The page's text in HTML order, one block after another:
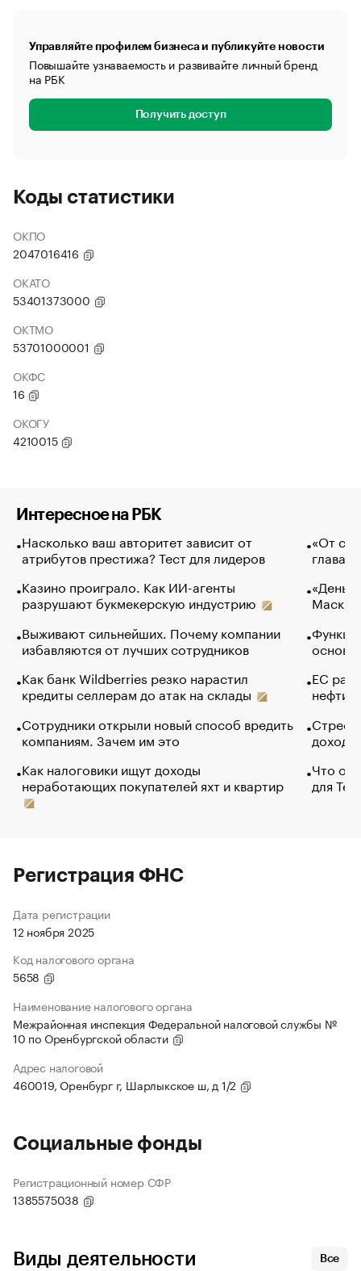
Управляйте профилем бизнеса и публикуйте новости
Повышайте узнаваемость и развивайте личный бренд
на РБК
Получить доступ
Коды статистики
ОКПО
2047016416
ОКАТО
53401373000
ОКТМО
53701000001
ОКФС
16
ОКОГУ
4210015
Интересное на РБК
Насколько ваш авторитет зависит от
атрибутов престижа? Тест для лидеров
Казино проиграло. Как ИИ-агенты
разрушают букмекерскую индустрию
Выживают сильнейших. Почему компании
избавляются от лучших сотрудников
Как банк Wildberries резко нарастил
кредиты селлерам до атак на склады
Сотрудники открыли новый способ вредить
компаниям. Зачем им это
Как налоговики ищут доходы
неработающих покупателей яхт и квартир
«От
глава
Маск в
основ
ЕС
нефти
Что
для
Регистрация ФНС
Дата регистрации
12 ноября 2025
Код налогового органа
5658
Наименование налогового органа
Межрайонная инспекция Федеральной налоговой службы №
10 по Оренбургской области
Адрес налоговой
460019, Оренбург г, Шарлыкское ш, д 1/2
Социальные фонды
Регистрационный номер СФР
1385575038
Виды деятельности Все